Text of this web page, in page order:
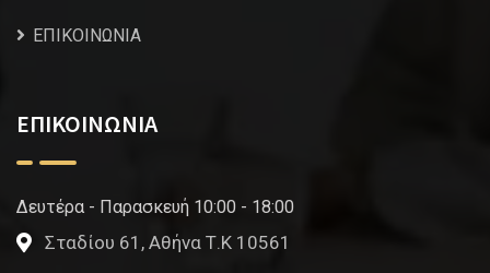
ΕΠΙΚΟΙΝΩΝΙΑ
ΕΠΙΚΟΙΝΩΝΙΑ
Δευτέρα - Παρασκευή 10:00 - 18:00
Σταδίου 61, Αθήνα Τ.Κ 10561